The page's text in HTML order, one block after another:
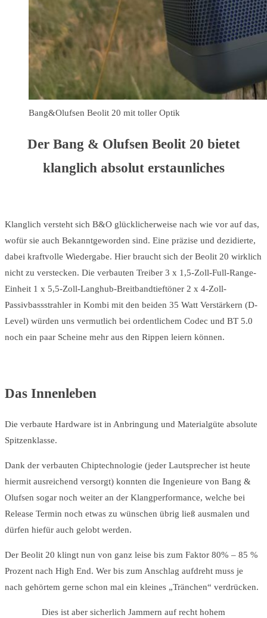
Bang&Olufsen Beolit 20 mit toller Optik
Der Bang & Olufsen Beolit 20 bietet
klanglich absolut erstaunliches
Klanglich versteht sich B&O glücklicherweise nach wie vor auf das,
wofür sie auch Bekanntgeworden sind. Eine präzise und dezidierte,
dabei kraftvolle Wiedergabe. Hier braucht sich der Beolit 20 wirklich
nicht zu verstecken. Die verbauten Treiber 3 x 1,5-Zoll-Full-Range-
Einheit 1 x 5,5-Zoll-Langhub-Breitbandtieftöner 2 x 4-Zoll-
Passivbassstrahler in Kombi mit den beiden 35 Watt Verstärkern (D-
Level) würden uns vermutlich bei ordentlichem Codec und BT 5.0
noch ein paar Scheine mehr aus den Rippen leiern können.
Das Innenleben
Die verbaute Hardware ist in Anbringung und Materialgüte absolute
Spitzenklasse.
Dank der verbauten Chiptechnologie (jeder Lautsprecher ist heute
hiermit ausreichend versorgt) konnten die Ingenieure von Bang &
Olufsen sogar noch weiter an der Klangperformance, welche bei
Release Termin noch etwas zu wünschen übrig ließ ausmalen und
dürfen hiefür auch gelobt werden.
Der Beolit 20 klingt nun von ganz leise bis zum Faktor 80% – 85 %
Prozent nach High End. Wer bis zum Anschlag aufdreht muss je
nach gehörtem gerne schon mal ein kleines „Tränchen“ verdrücken.
Dies ist aber sicherlich Jammern auf recht hohem